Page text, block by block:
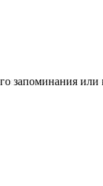
запоминания или